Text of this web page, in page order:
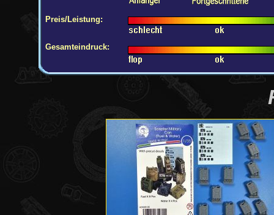
Preis/Leistung:
Gesamteindruck: